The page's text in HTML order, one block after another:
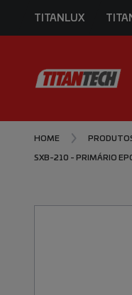
TITANLUX
HOME
SXB-210 - PRIMÁRIO